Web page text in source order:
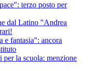
terzo posto per
dal Latino "Andrea
e fantasia": ancora
la scuola: menzione